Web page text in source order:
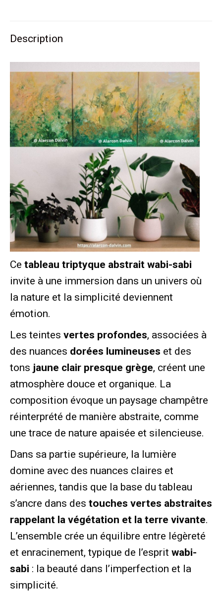
Description
Ce tableau triptyque abstrait wabi-sabi
invite à une immersion dans un univers où
la nature et la simplicité deviennent
émotion.
Les teintes vertes profondes, associées à
des nuances dorées lumineuses et des
tons jaune clair presque grège, créent une
atmosphère douce et organique. La
composition évoque un paysage champêtre
réinterprété de manière abstraite, comme
une trace de nature apaisée et silencieuse.
Dans sa partie supérieure, la lumière
domine avec des nuances claires et
aériennes, tandis que la base du tableau
s’ancre dans des touches vertes abstraites
rappelant la végétation et la terre vivante.
L’ensemble crée un équilibre entre légèreté
et enracinement, typique de l’esprit wabi-
sabi : la beauté dans l’imperfection et la
simplicité.